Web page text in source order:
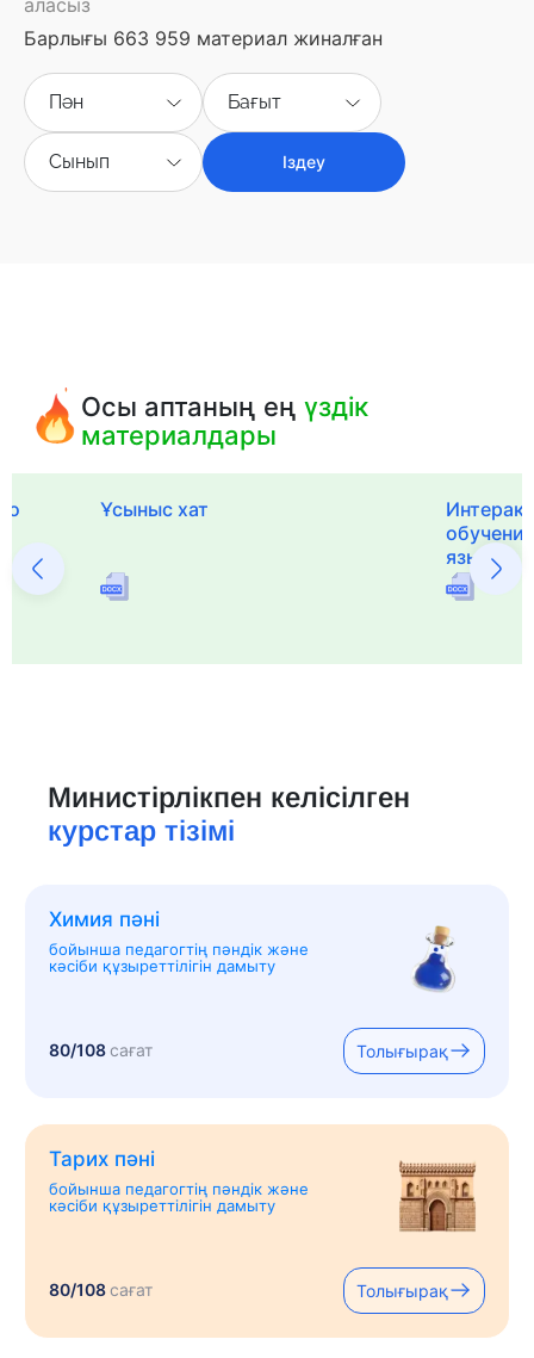
Барлығы 663 959 материал жиналған
Пән Бағыт
Сынып Іздеу
Осы аптаның еңүздік
материалдары
Ұсыныс хат
языка и
Министірлікпен келісілген
курстар тізімі
Химия пәні
бойынша педагогтің пәндік және
кәсіби құзыреттілігін дамыту
80/108сағат Толығырақ
Тарих пәні
бойынша педагогтің пәндік және
кәсіби құзыреттілігін дамыту
80/108сағат Толығырақ